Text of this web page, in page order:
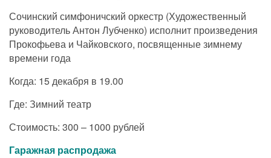
Сочинский симфоничский оркестр (Художественный
руководитель Антон Лубченко) исполнит произведения
Прокофьева и Чайковского, посвященные зимнему
времени года
Когда: 15 декабря в 19.00
Где: Зимний театр
Стоимость: 300 – 1000 рублей
Гаражная распродажа